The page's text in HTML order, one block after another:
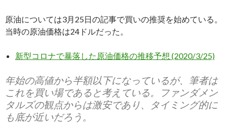
原油については3月25日の記事で買いの推奨を始めている。
当時の原油価格は24ドルだった。
新型コロナで暴落した原油価格の推移予想 (2020/3/25)
年始の高値から半額以下になっているが、筆者は
これを買い場であると考えている。ファンダメン
タルズの観点からは激安であり、タイミング的に
も底が近いだろう。